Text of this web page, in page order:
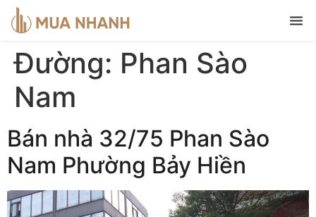
Đường: Phan Sào
Nam
Bán nhà 32/75 Phan Sào
Nam Phường Bảy Hiền